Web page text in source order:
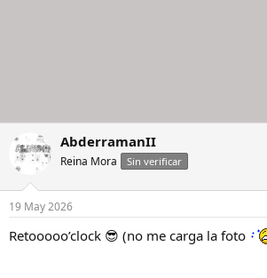
AbderramanII
Reina Mora Sin verificar
19 May 2026
Retooooo’clock 😎 (no me carga la foto